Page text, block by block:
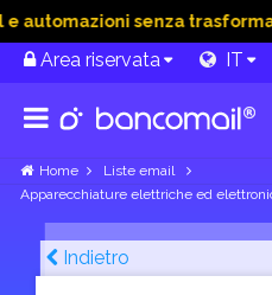
senza trasformare
Area riservata IT
Home
Liste email
Apparecchiature elettriche ed
Indietro